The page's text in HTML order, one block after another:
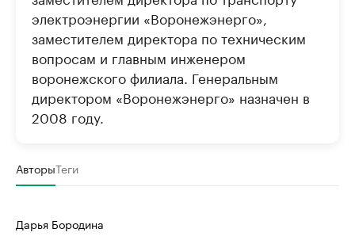
электроэнергии «Воронежэнерго»,
заместителем директора по техническим
вопросам и главным инженером
воронежского филиала. Генеральным
директором «Воронежэнерго» назначен в
2008 году.
АвторыТеги
Дарья Бородина